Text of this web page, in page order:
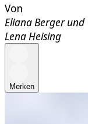
Von
Eliana Bergerund
Lena Heising
Merken